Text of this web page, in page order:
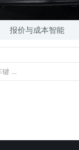
报价与成本智能